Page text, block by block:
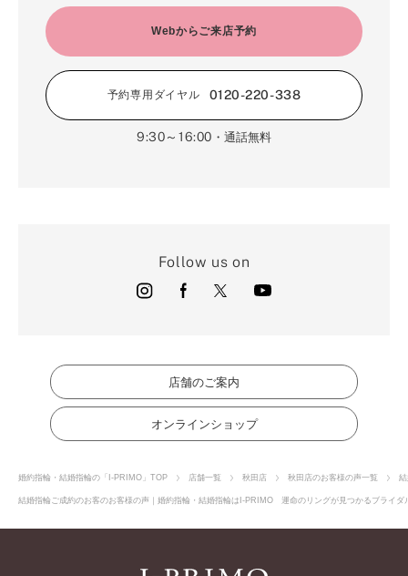
Webからご来店予約
予約専用ダイヤル 0120-220-338
9:30～16:00 ・通話無料
Follow us on
店舗のご案内
オンラインショップ
婚約指輪・結婚指輪の「I-PRIMO」TOP 店舗一覧 秋田店 秋田店のお客様の声一覧
結婚指輪ご成約のお客のお客様の声｜婚約指輪・結婚指輪はI-PRIMO 運命のリングが見つかるブライ